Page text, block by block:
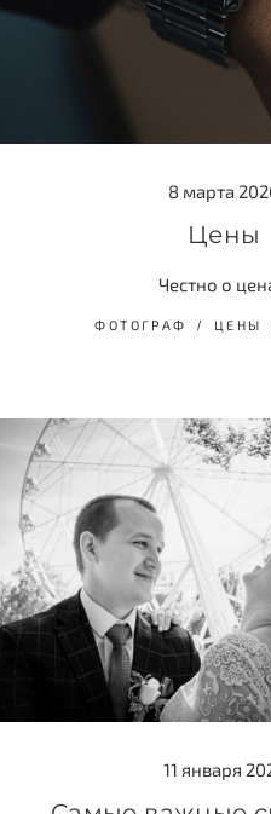
8 марта
Цены
Честно о
ФОТОГРАФ ЦЕНЫ
11 января